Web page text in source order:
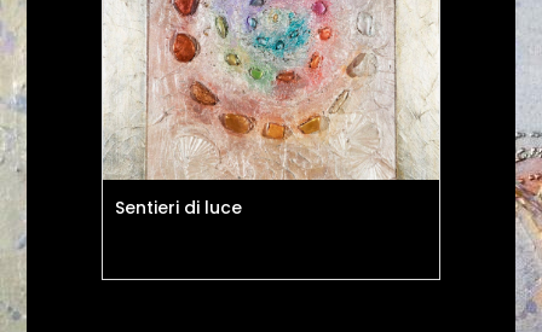
Sentieri di luce